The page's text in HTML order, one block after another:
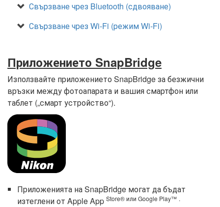
Свързване чрез Bluetooth (сдвояване)
Свързване чрез Wi-Fi (режим Wi-Fi)
Приложението SnapBridge
Използвайте приложението SnapBridge за безжични
връзки между фотоапарата и вашия смартфон или
таблет („смарт устройство“).
Приложенията на SnapBridge могат да бъдат
изтеглени от Apple App Store® или Google Play™ .